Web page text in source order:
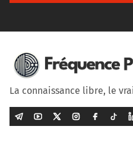
La connaissance libre, le